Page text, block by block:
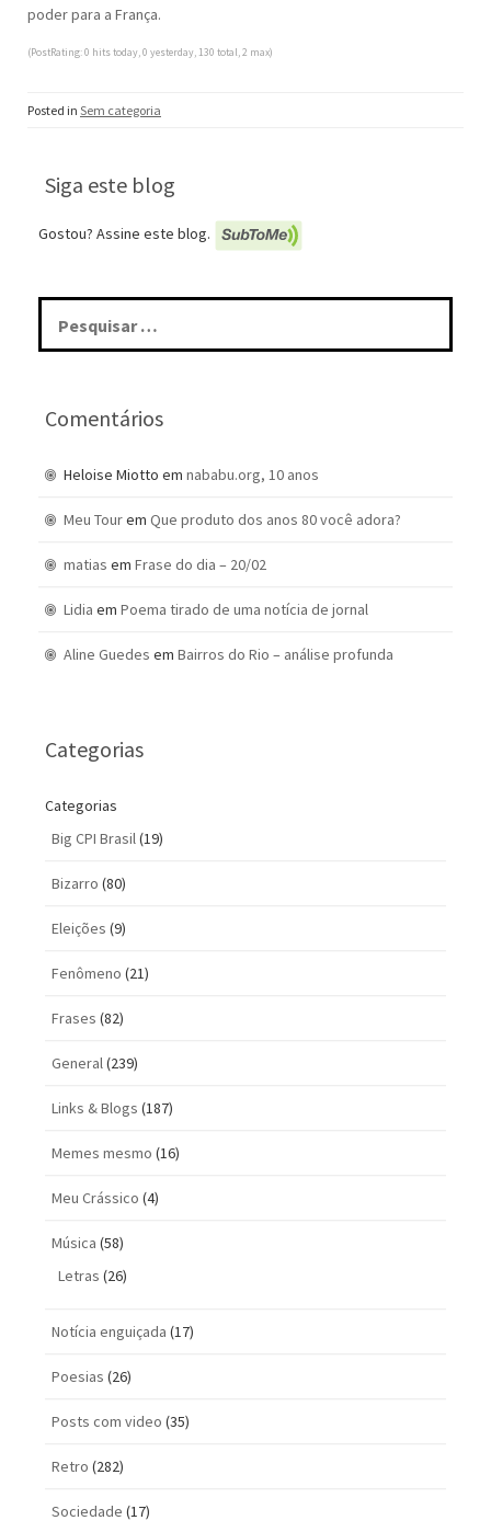
poder para a França.
(PostRating: 0 hits today, 0 yesterday, 130 total, 2 max)
Posted in Sem categoria
Siga este blog
Gostou? Assine este blog.
Pesquisar
por:
Comentários
Heloise Miotto em nababu.org, 10 anos
Meu Tourem Que produto dos anos 80 você adora?
matias em Frase do dia – 20/02
Lidia em Poema tirado de uma notícia de jornal
Aline Guedes em Bairros do Rio – análise profunda
Categorias
Categorias
Big CPI Brasil(19)
Bizarro (80)
Eleições (9)
Fenômeno (21)
Frases (82)
General(239)
Links & Blogs (187)
Memes mesmo (16)
Meu Crássico (4)
Música (58)
Letras (26)
Notícia enguiçada (17)
Poesias (26)
Posts com vi­deo (35)
Retro (282)
Sociedade (17)